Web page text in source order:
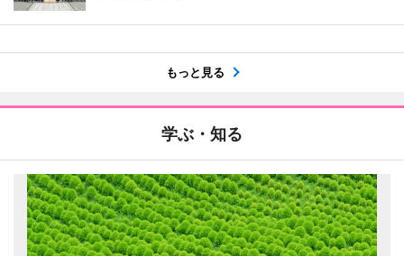
もっと見る
学ぶ・知る